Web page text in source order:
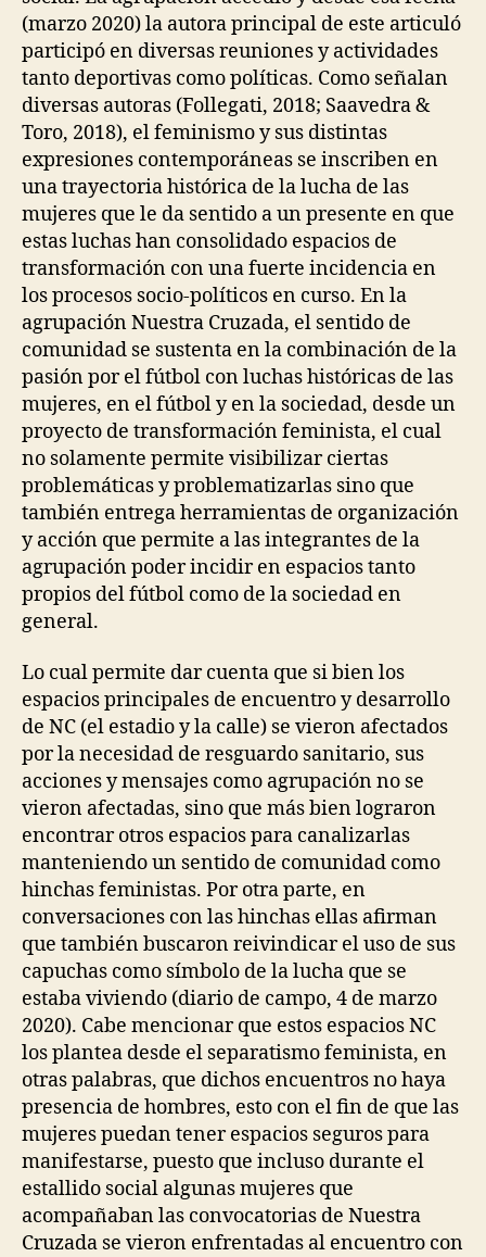
(marzo 2020) la autora principal de este articuló
participó en diversas reuniones y actividades
tanto deportivas como políticas. Como señalan
diversas autoras (Follegati, 2018; Saavedra &
Toro, 2018), el feminismo y sus distintas
expresiones contemporáneas se inscriben en
una trayectoria histórica de la lucha de las
mujeres que le da sentido a un presente en que
estas luchas han consolidado espacios de
transformación con una fuerte incidencia en
los procesos socio-políticos en curso. En la
agrupación Nuestra Cruzada, el sentido de
comunidad se sustenta en la combinación de la
pasión por el fútbol con luchas históricas de las
mujeres, en el fútbol y en la sociedad, desde un
proyecto de transformación feminista, el cual
no solamente permite visibilizar ciertas
problemáticas y problematizarlas sino que
también entrega herramientas de organización
y acción que permite a las integrantes de la
agrupación poder incidir en espacios tanto
propios del fútbol como de la sociedad en
general.
Lo cual permite dar cuenta que si bien los
espacios principales de encuentro y desarrollo
de NC (el estadio y la calle) se vieron afectados
por la necesidad de resguardo sanitario, sus
acciones y mensajes como agrupación no se
vieron afectadas, sino que más bien lograron
encontrar otros espacios para canalizarlas
manteniendo un sentido de comunidad como
hinchas feministas. Por otra parte, en
conversaciones con las hinchas ellas afirman
que también buscaron reivindicar el uso de sus
capuchas como símbolo de la lucha que se
estaba viviendo (diario de campo, 4 de marzo
2020). Cabe mencionar que estos espacios NC
los plantea desde el separatismo feminista, en
otras palabras, que dichos encuentros no haya
presencia de hombres, esto con el fin de que las
mujeres puedan tener espacios seguros para
manifestarse, puesto que incluso durante el
estallido social algunas mujeres que
acompañaban las convocatorias de Nuestra
Cruzada se vieron enfrentadas al encuentro con